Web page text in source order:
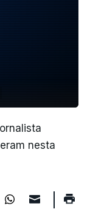
nesta